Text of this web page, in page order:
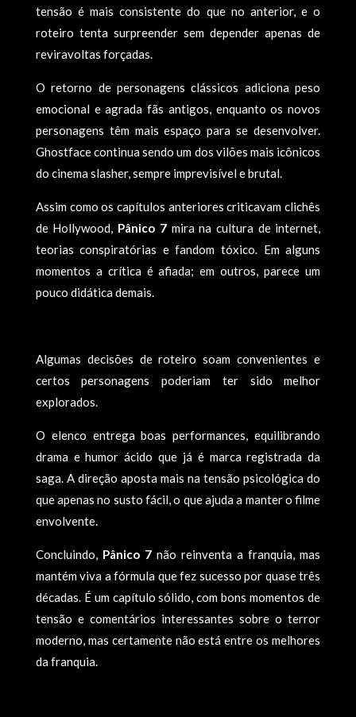
tensão é mais consistente do que no anterior, e o
roteiro tenta surpreender sem depender apenas de
reviravoltas forçadas.
O retorno de personagens clássicos adiciona peso
emocional e agrada fãs antigos, enquanto os novos
personagens têm mais espaço para se desenvolver.
Ghostface continua sendo um dos vilões mais icônicos
do cinema slasher, sempre imprevisível e brutal.
Assim como os capítulos anteriores criticavam clichês
de Hollywood, Pânico 7mira na cultura de internet,
teorias conspiratórias e fandom tóxico. Em alguns
momentos a crítica é afiada; em outros, parece um
pouco didática demais.
Algumas decisões de roteiro soam convenientes e
certos personagens poderiam ter sido melhor
explorados.
O elenco entrega boas performances, equilibrando
drama e humor ácido que já é marca registrada da
saga. A direção aposta mais na tensão psicológica do
que apenas no susto fácil, o que ajuda a manter o filme
envolvente.
Concluindo, Pânico 7não reinventa a franquia, mas
mantém viva a fórmula que fez sucesso por quase três
décadas. É um capítulo sólido, com bons momentos de
tensão e comentários interessantes sobre o terror
moderno, mas certamente não está entre os melhores
da franquia.